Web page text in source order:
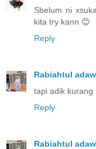
Sbelum ni
kita try kann 😊
Reply
Rabiahtul
tapi adik kurang
Reply
Rabiahtul